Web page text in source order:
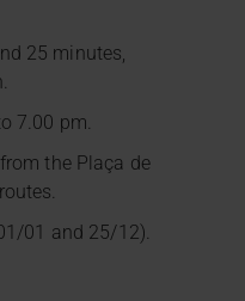
25 minutes,
7.00 pm.
the Plaça de
01 and 25/12).